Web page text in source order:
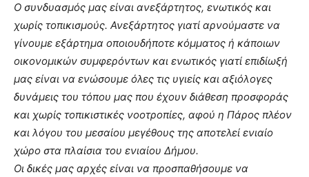
Ο συνδυασμός μας είναι ανεξάρτητος, ενωτικός και
χωρίς τοπικισμούς. Ανεξάρτητος γιατί αρνούμαστε να
γίνουμε εξάρτημα οποιουδήποτε κόμματος ή κάποιων
οικονομικών συμφερόντων και ενωτικός γιατί επιδίωξή
μας είναι να ενώσουμε όλες τις υγιείς και αξιόλογες
δυνάμεις του τόπου μας που έχουν διάθεση προσφοράς
και χωρίς τοπικιστικές νοοτροπίες, αφού η Πάρος πλέον
και λόγου του μεσαίου μεγέθους της αποτελεί ενιαίο
χώρο στα πλαίσια του ενιαίου Δήμου.
Οι δικές μας αρχές είναι να προσπαθήσουμε να